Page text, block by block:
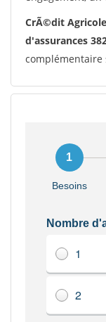
CrÃ©dit
d'assurances
complémentaire